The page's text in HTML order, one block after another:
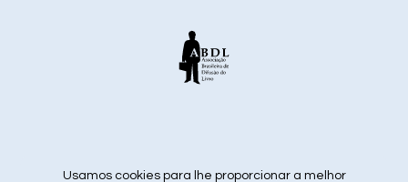
siga nas redes sociais
Usamos cookies para lhe proporcionar a melhor